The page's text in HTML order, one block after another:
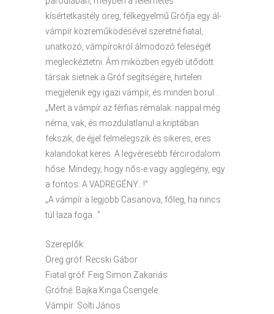
kísértetkastély öreg, félkegyelmű Grófja egy ál-
vámpír közreműködésével szeretné fiatal,
unatkozó, vámpírokról álmodozó feleségét
megleckéztetni. Ám miközben egyéb ütődött
társak sietnek a Gróf segítségére, hirtelen
megjelenik egy igazi vámpír, és minden borul…
„Mert a vámpír az férfias rémalak: nappal még
néma, vak, és mozdulatlanul a kriptában
fekszik, de éjjel felmelegszik és sikeres, eres
kalandokat keres. A legvéresebb fércirodalom
hőse. Mindegy, hogy nős-e vagy agglegény, egy
a fontos: A VADREGÉNY…!”
„A vámpír a legjobb Casanova, főleg, ha nincs
túl laza foga…”
Szereplők:
Öreg gróf: Recski Gábor
Fiatal gróf: Feig Simon Zakariás
Grófné: Bajka Kinga Csengele
Vámpír: Solti János